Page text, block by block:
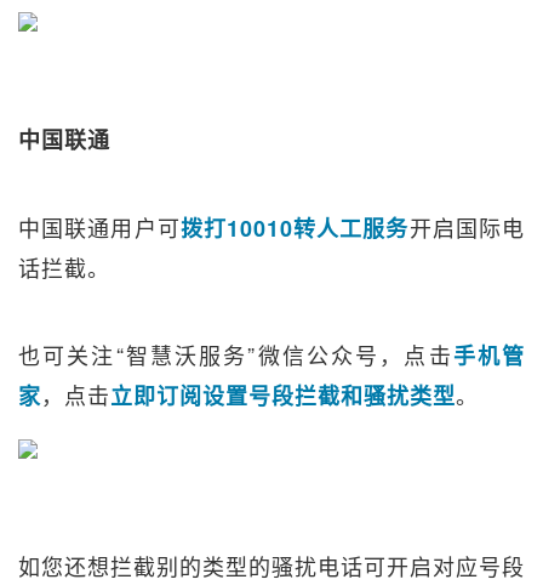
中国联通
中国联通用户可拨打10010转人工服务开启国际电
话拦截。
也可关注“智慧沃服务”微信公众号，点击手机管
家，点击立即订阅设置号段拦截和骚扰类型。
如您还想拦截别的类型的骚扰电话可开启对应号段